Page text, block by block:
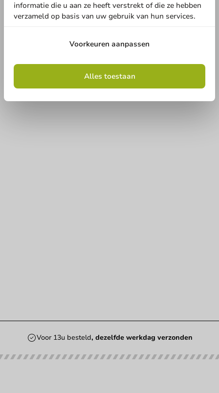
Voor 13u besteld, dezelfde werkdag verzonden
informatie die u aan ze heeft verstrekt of die ze hebben
verzameld op basis van uw gebruik van hun services.
Voorkeuren aanpassen
Alles toestaan